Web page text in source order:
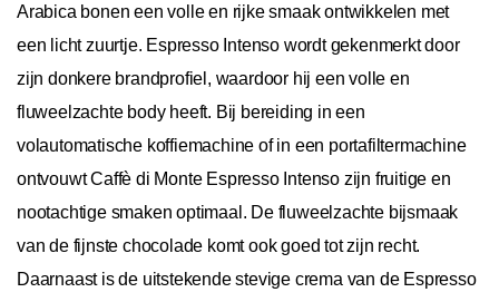
Arabica bonen een volle en rijke smaak ontwikkelen met
een licht zuurtje. Espresso Intenso wordt gekenmerkt door
zijn donkere brandprofiel, waardoor hij een volle en
fluweelzachte body heeft. Bij bereiding in een
volautomatische koffiemachine of in een portafiltermachine
ontvouwt Caffè di Monte Espresso Intenso zijn fruitige en
nootachtige smaken optimaal. De fluweelzachte bijsmaak
van de fijnste chocolade komt ook goed tot zijn recht.
Daarnaast is de uitstekende stevige crema van de Espresso